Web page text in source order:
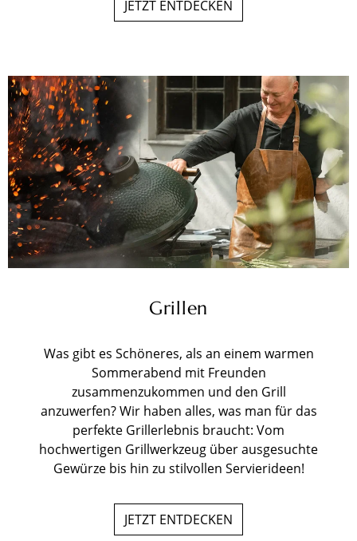
JETZT ENTDECKEN
Grillen
Was gibt es Schöneres, als an einem warmen
Sommerabend mit Freunden
zusammenzukommen und den Grill
anzuwerfen? Wir haben alles, was man für das
perfekte Grillerlebnis braucht: Vom
hochwertigen Grillwerkzeug über ausgesuchte
Gewürze bis hin zu stilvollen Servierideen!
JETZT ENTDECKEN